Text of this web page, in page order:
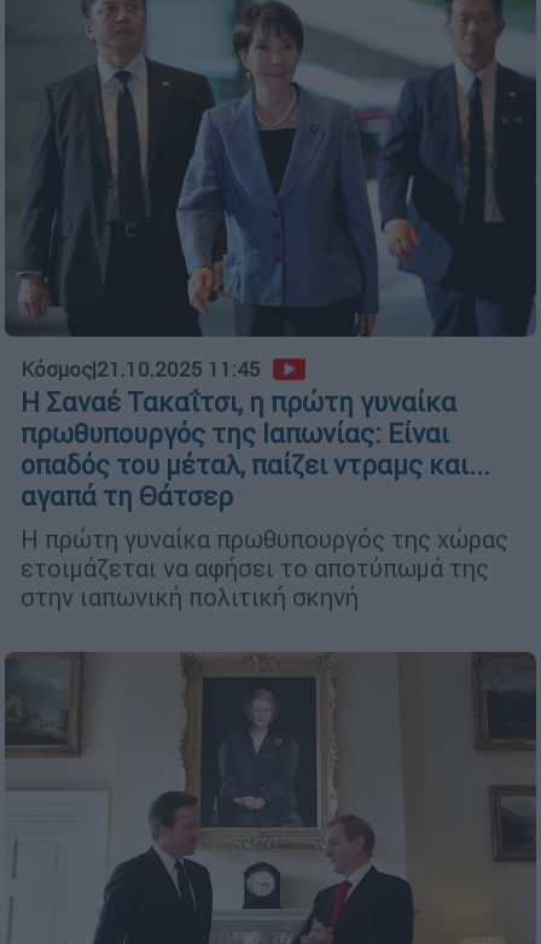
Κόσμος|21.10.2025 11:45
Η Σαναέ Τακαΐτσι, η πρώτη γυναίκα
πρωθυπουργός της Ιαπωνίας: Είναι
οπαδός του μέταλ, παίζει ντραμς και...
αγαπά τη Θάτσερ
Η πρώτη γυναίκα πρωθυπουργός της χώρας
ετοιμάζεται να αφήσει το αποτύπωμά της
στην ιαπωνική πολιτική σκηνή